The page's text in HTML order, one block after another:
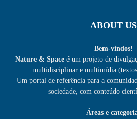
ABOUT US
Bem-vindos!
Nature & Spaceé um projeto de
multidisciplinar e multimídia
Um portal de referência para a
sociedade, com conteúdo
Áreas e